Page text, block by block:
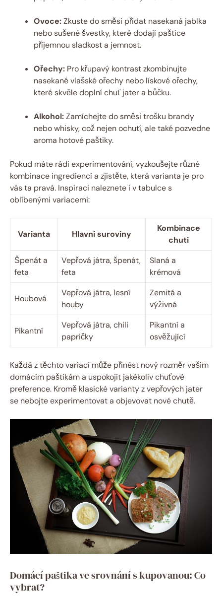
Ovoce:Zkuste do směsi přidat nasekaná jablka
nebo sušené švestky, které dodají paštice
příjemnou sladkost a jemnost.
Ořechy: Pro křupavý kontrast zkombinujte
nasekané vlašské ořechy nebo lískové ořechy,
které skvěle doplní chuť jater a bůčku.
Alkohol:Zamíchejte do směsi trošku brandy
nebo whisky, což nejen ochutí, ale také pozvedne
aroma hotové paštiky.
Pokud máte rádi experimentování, vyzkoušejte různé
kombinace ingrediencí a zjistěte, která varianta je pro
vás ta pravá. Inspiraci naleznete i v tabulce s
oblíbenými variacemi:
Varianta Hlavní suroviny
Kombinace
chuti
Špenát a
feta
Vepřová játra, špenát,
feta
Slaná a
krémová
Houbová
Vepřová játra, lesní
houby
Zemitá a
výživná
Pikantní
Vepřová játra, chili
papričky
Pikantní a
osvěžující
Každá z těchto variací může přinést nový rozměr vašim
domácím paštikám a uspokojit jakékoliv chuťové
preference. Kromě klasické varianty z vepřových jater
se nebojte experimentovat a objevovat nové chutě.
Domácí paštika ve srovnání s kupovanou: Co
vybrat?